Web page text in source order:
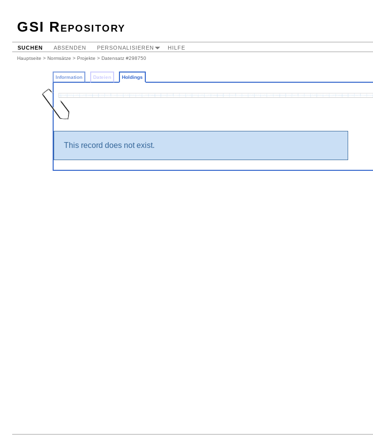
GSI Repository
SUCHEN ABSENDEN PERSONALISIEREN HILFE
Hauptseite > Normsätze > Projekte > Datensatz #298750
Information Dateien Holdings
This record does not exist.